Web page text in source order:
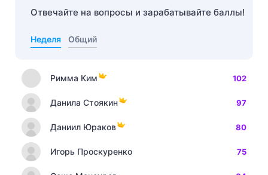
Отвечайте на вопросы и зарабатывайте баллы!
Неделя Общий
Римма Ким 102
Данила Стоякин 97
Даниил Юраков 80
Игорь Проскуренко 75